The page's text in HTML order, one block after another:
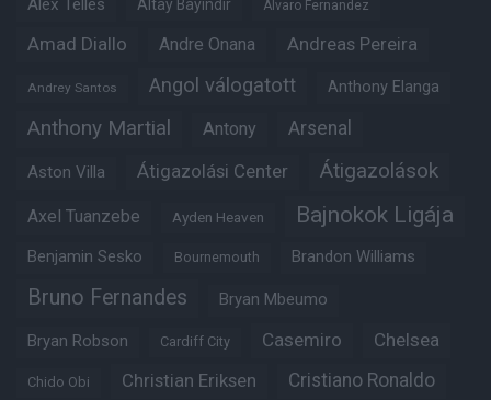
Alex Telles Altay Bayindir Alvaro Fernandez
Amad Diallo Andre Onana Andreas Pereira
Andrey Santos Angol válogatott Anthony Elanga
Anthony Martial Antony Arsenal
Aston Villa Átigazolási Center Átigazolások
Axel Tuanzebe Ayden Heaven Bajnokok Ligája
Benjamin Sesko Bournemouth Brandon Williams
Bruno Fernandes Bryan Mbeumo
Bryan Robson Cardiff City Casemiro Chelsea
Chido Obi Christian Eriksen Cristiano Ronaldo